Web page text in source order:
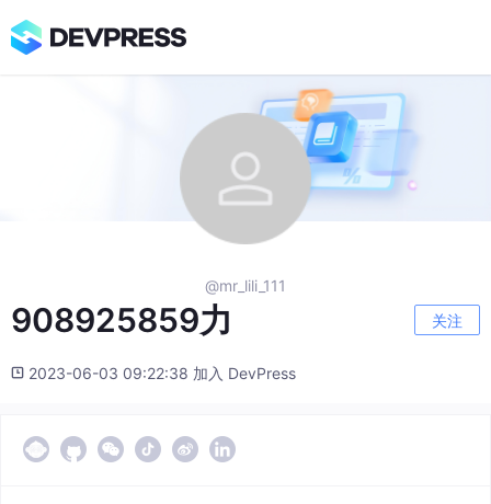
@mr_lili_111
908925859力 关注
2023-06-03 09:22:38 加入 DevPress